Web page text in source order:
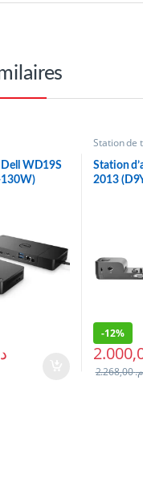
Dell WD19S
Station de
Station
2013
-12%
2.268,00